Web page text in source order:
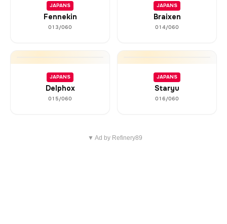
JAPANS
Fennekin
013/060
JAPANS
Braixen
014/060
JAPANS
Delphox
015/060
JAPANS
Staryu
016/060
▼ Ad by Refinery89